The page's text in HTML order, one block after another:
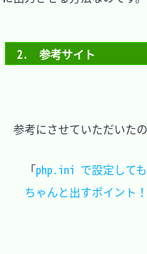
2.　参考サイト
参考にさせていただいた
「php.ini で設定して
ちゃんと出すポイント！